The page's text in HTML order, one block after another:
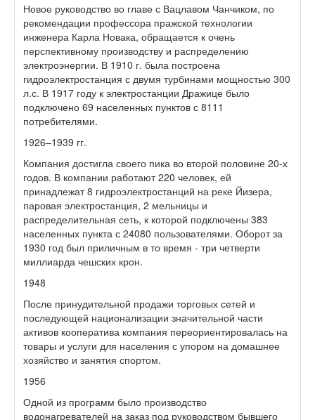
Новое руководство во главе с Вацлавом Чанчиком, по
рекомендации профессора пражской технологии
инженера Карла Новака, обращается к очень
перспективному производству и распределению
электроэнергии. В 1910 г. была построена
гидроэлектростанция с двумя турбинами мощностью 300
л.с. В 1917 году к электростанции Дражице было
подключено 69 населенных пунктов с 8111
потребителями.
1926–1939 гг.
Компания достигла своего пика во второй половине 20-х
годов. В компании работают 220 человек, ей
принадлежат 8 гидроэлектростанций на реке Йизера,
паровая электростанция, 2 мельницы и
распределительная сеть, к которой подключены 383
населенных пункта с 24080 пользователями. Оборот за
1930 год был приличным в то время - три четверти
миллиарда чешских крон.
1948
После принудительной продажи торговых сетей и
последующей национализации значительной части
активов кооператива компания переориентировалась на
товары и услуги для населения с упором на домашнее
хозяйство и занятия спортом.
1956
Одной из программ было производство
водонагревателей на заказ под руководством бывшего